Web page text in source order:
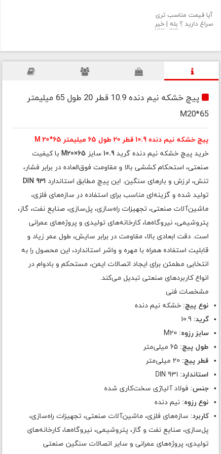
آیا قیمت مناسب تری
سراغ دارید ؟ بله | خیر
پیچ خشکه نیم دنده 10.9 قطر 20 طول 65 میلیمتر
M20*65
پیچ خشکه نیم دنده 10.9 قطر 20 طول 65 میلیمتر M 20*65
خرید پیچ خشکه نیم دنده گرید10.9 سایز M20×65 با کیفیت
صنعتی، استحکام کششی بالا و مقاومت فوق‌العاده در برابر فشار،
تنش، لرزش و بارهای سنگین. این پیچ مطابق استاندارد DIN 931
تولید شده و گزینه‌ای مناسب برای استفاده در سازه‌های فلزی،
ماشین‌آلات صنعتی، تجهیزات راه‌سازی، پل‌سازی، صنایع نفت، گاز،
پتروشیمی، نیروگاه‌ها، کارخانه‌های تولیدی و پروژه‌های عمرانی
است. دقت ابعادی بالا، مقاومت در برابر سایش، طول عمر زیاد و
قابلیت استفاده همراه با مهره و واشر استاندارد، این محصول را به
انتخابی مطمئن برای ایجاد اتصالات ایمن، مستحکم و بادوام در
انواع کاربردهای صنعتی تبدیل می‌کند.
مشخصات فنی
نوع پیچ: خشکه نیم دنده
گرید: 10.9
سایز رزوه:
طول پیچ:
قطر پیچ:
استاندارد:
جنس: فولاد آلیاژی سخت‌کاری شده
نوع رزوه: نیم دنده
کاربرد: سازه‌های فلزی، ماشین‌آلات صنعتی، تجهیزات راه‌سازی،
پل‌سازی، صنایع نفت و گاز، پتروشیمی، نیروگاه‌ها، کارخانه‌های
تولیدی، پروژه‌های عمرانی و سایر اتصالات سنگین صنعتی